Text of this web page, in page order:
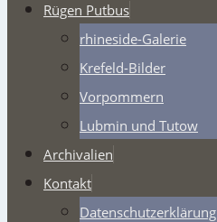
Rügen Putbus
rhineside-Galerie
Krefeld-Bilder
Vorpommern
Lubmin und Tutow
Archivalien
Kontakt
Datenschutzerklärung